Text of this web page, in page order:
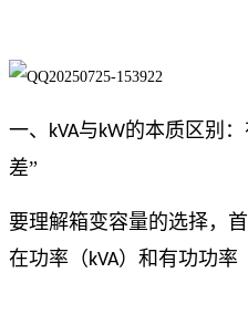
一、 kVA与kW的本质区别
差”
要理解箱变容量的选择，
在功率（kVA）和有功功率